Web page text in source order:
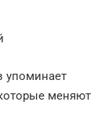
упоминает
меняют